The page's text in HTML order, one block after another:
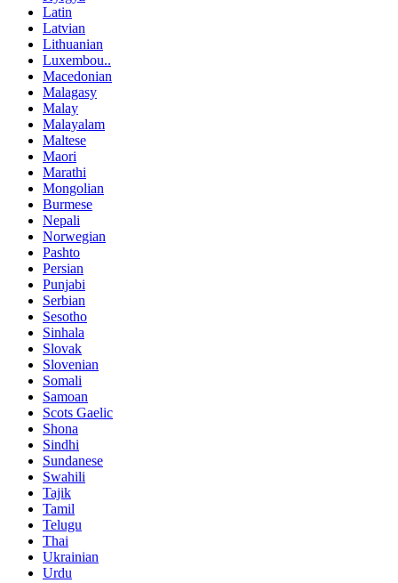
Latin
Latvian
Lithuanian
Luxembou..
Macedonian
Malagasy
Malay
Malayalam
Maltese
Maori
Marathi
Mongolian
Burmese
Nepali
Norwegian
Pashto
Persian
Punjabi
Serbian
Sesotho
Sinhala
Slovak
Slovenian
Somali
Samoan
Scots Gaelic
Shona
Sindhi
Sundanese
Swahili
Tajik
Tamil
Telugu
Thai
Ukrainian
Urdu